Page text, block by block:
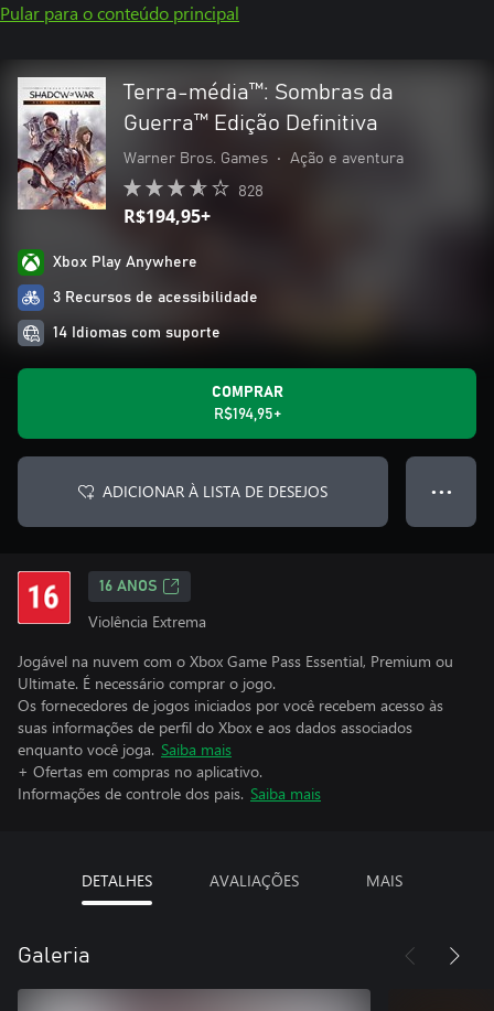
Pular para o conteúdo principal
Terra-média™: Sombras da
Guerra™ Edição Definitiva
Warner Bros. Games • Ação e aventura
828
R$194,95+
Xbox Play Anywhere
3 Recursos de acessibilidade
14 Idiomas com suporte
COMPRAR
R$194,95+
ADICIONAR À LISTA DE DESEJOS ● ● ●
16 ANOS
Violência Extrema
Jogável na nuvem com o Xbox Game Pass Essential, Premium ou
Ultimate. É necessário comprar o jogo.
Os fornecedores de jogos iniciados por você recebem acesso às
suas informações de perfil do Xbox e aos dados associados
enquanto você joga. Saiba mais
+ Ofertas em compras no aplicativo.
Informações de controle dos pais. Saiba mais
DETALHES AVALIAÇÕES MAIS
Galeria